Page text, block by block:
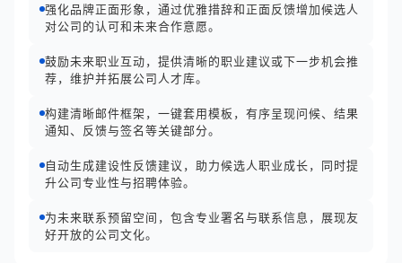
强化品牌正面形象，通过优雅措辞和正面反馈增加候选人
对公司的认可和未来合作意愿。
鼓励未来职业互动，提供清晰的职业建议或下一步机会推
荐，维护并拓展公司人才库。
构建清晰邮件框架，一键套用模板，有序呈现问候、结果
通知、反馈与签名等关键部分。
自动生成建设性反馈建议，助力候选人职业成长，同时提
升公司专业性与招聘体验。
为未来联系预留空间，包含专业署名与联系信息，展现友
好开放的公司文化。